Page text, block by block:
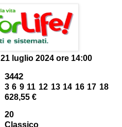
21 luglio 2024 ore 14:00
3442
3 6 9 11 12 13 14 16 17 18
628,55 €
20
Classico